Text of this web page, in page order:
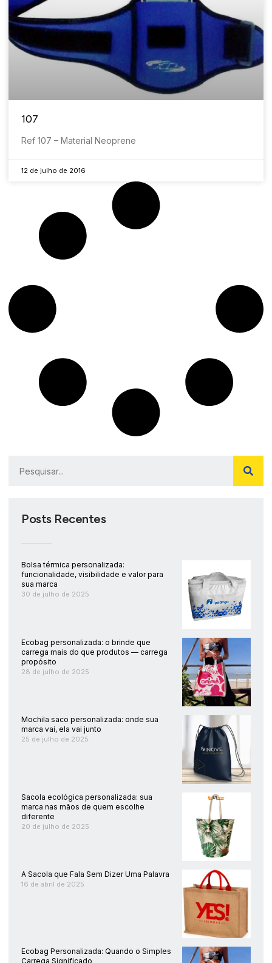
107
Ref 107 – Material Neoprene
12 de julho de 2016
Posts Recentes
Bolsa térmica personalizada:
funcionalidade, visibilidade e valor para
sua marca
30 de julho de 2025
Ecobag personalizada: o brinde que
carrega mais do que produtos — carrega
propósito
28 de julho de 2025
Mochila saco personalizada: onde sua
marca vai, ela vai junto
25 de julho de 2025
Sacola ecológica personalizada: sua
marca nas mãos de quem escolhe
diferente
20 de julho de 2025
A Sacola que Fala Sem Dizer Uma Palavra
16 de abril de 2025
Ecobag Personalizada: Quando o Simples
Carrega Significado